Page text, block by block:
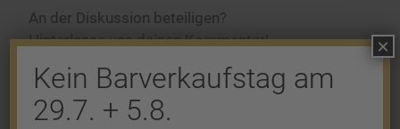
An der Diskussion beteiligen?
Hinterlasse uns deinen Kommentar!
Du musstangemeldetsein, um einen
Kommentar abzugeben.
Kein Barverkaufstag am
29.7. + 5.8.
×